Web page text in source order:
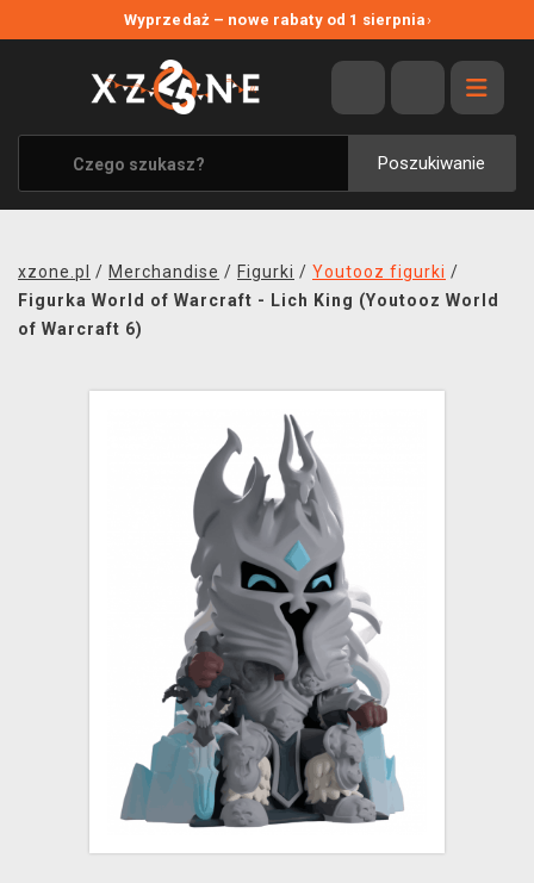
Wyprzedaż – nowe rabaty od 1 sierpnia›
Poszukiwanie
WYPRZEDAŻ
WSZYSTKIE MARKI
XZONE ORIGINALS
UBRANIA I AKCESORIA
SOUNDTRACKI
xzone.pl / Merchandise / Figurki / Youtooz figurki /
Figurka World of Warcraft - Lich King (Youtooz World
of Warcraft 6)